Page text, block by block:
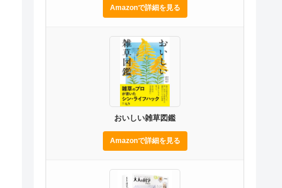
Amazonで詳細を見る
おいしい雑草図鑑
Amazonで詳細を見る